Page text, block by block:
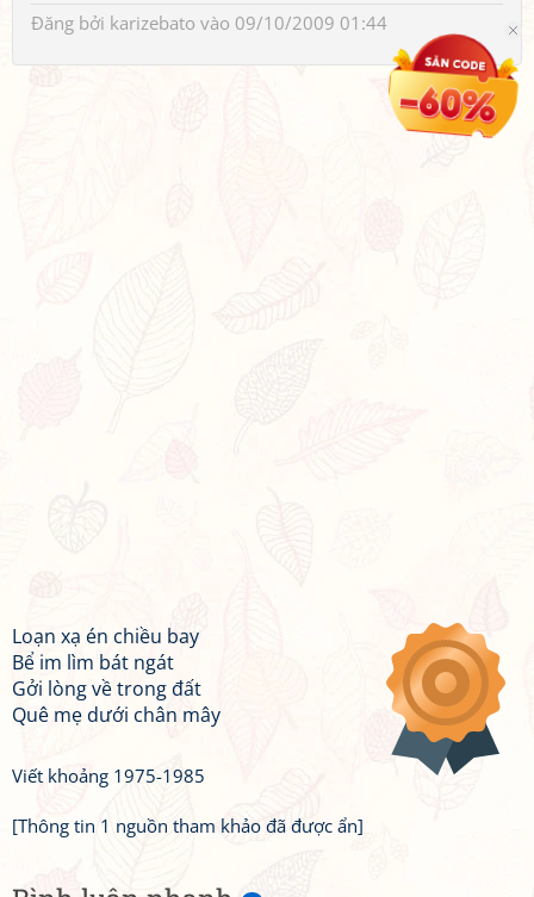
Đăng bởi karizebato vào 09/10/2009 01:44
Loạn xạ én chiều bay
Bể im lìm bát ngát
Gởi lòng về trong đất
Quê mẹ dưới chân mây
Viết khoảng 1975-1985
[Thông tin 1 nguồn tham khảo đã được ẩn]